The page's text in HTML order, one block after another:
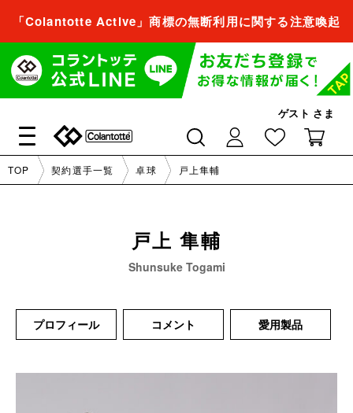
「Colantotte Active」商標の無断利用に関する注意喚起
ゲスト さま
会員登録すれば、
閉じる
会員登録すれば、
商品をお気に入り登録できるようになります。
会員登録／ログイン
TOP 契約選手一覧 卓球 戸上隼輔
戸上 隼輔
Shunsuke Togami
プロフィール コメント 愛用製品